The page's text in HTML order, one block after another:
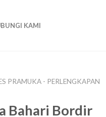
KAMI
PRAMUKA - PERLENGKAPAN
Bahari Bordir